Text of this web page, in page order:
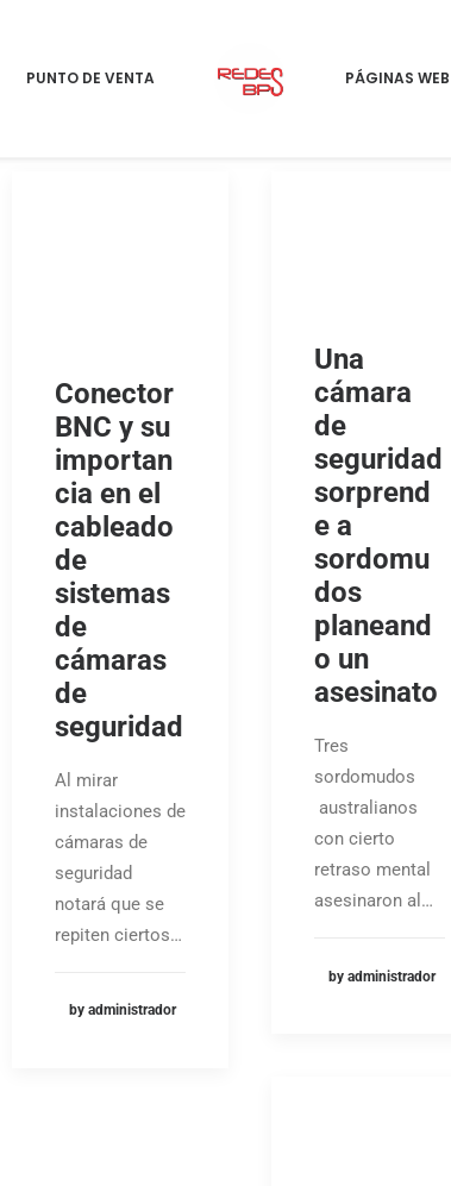
PUNTO DE VENTA PÁGINAS WEB
Conector
BNC y su
importan
cia en el
cableado
de
sistemas
de
cámaras
de
seguridad
Al mirar
instalaciones de
cámaras de
seguridad
notará que se
repiten ciertos…
by administrador
Una
cámara
de
seguridad
sorprend
e a
sordomu
dos
planeand
o un
asesinato
Tres
sordomudos
australianos
con cierto
retraso mental
asesinaron al…
by administrador